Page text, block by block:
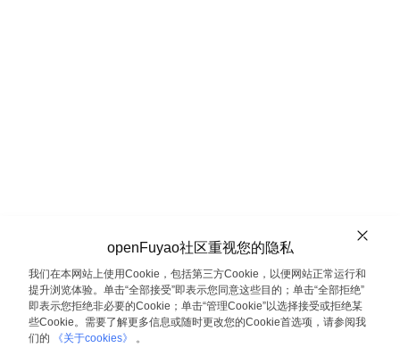
openFuyao社区重视您的隐私
我们在本网站上使用Cookie，包括第三方Cookie，以便网站正常运行和
提升浏览体验。单击“全部接受”即表示您同意这些目的；单击“全部拒绝”
即表示您拒绝非必要的Cookie；单击“管理Cookie”以选择接受或拒绝某
些Cookie。需要了解更多信息或随时更改您的Cookie首选项，请参阅我
们的
《关于cookies》 。